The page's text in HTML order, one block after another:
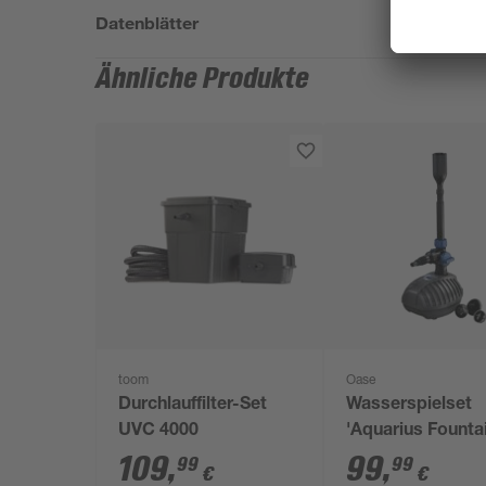
Datenblätter
Ähnliche Produkte
toom
Durchlauffilter-Set
UVC 4000
109,99 €
Oase
Wasserspielset
'Aquarius
Set Classic 4000
99,99 €